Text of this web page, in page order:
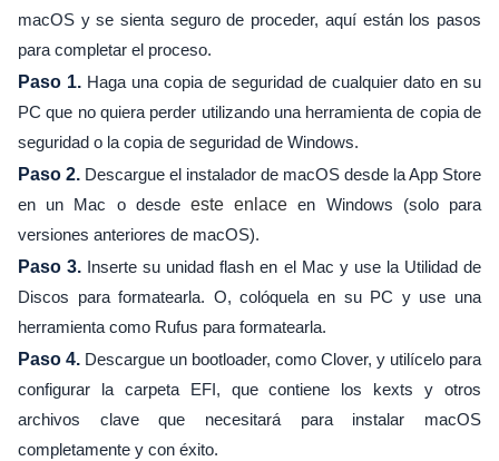
macOS y se sienta seguro de proceder, aquí están los pasos
para completar el proceso.
Paso 1. Haga una copia de seguridad de cualquier dato en su
PC que no quiera perder utilizando una herramienta de copia de
seguridad o la copia de seguridad de Windows.
Paso 2. Descargue el instalador de macOS desde la App Store
en un Mac o desde este enlace en Windows (solo para
versiones anteriores de macOS).
Paso 3. Inserte su unidad flash en el Mac y use la Utilidad de
Discos para formatearla. O, colóquela en su PC y use una
herramienta como Rufus para formatearla.
Paso 4. Descargue un bootloader, como Clover, y utilícelo para
configurar la carpeta EFI, que contiene los kexts y otros
archivos clave que necesitará para instalar macOS
completamente y con éxito.